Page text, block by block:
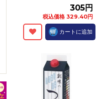
305円
税込価格 329.40円
カートに追加